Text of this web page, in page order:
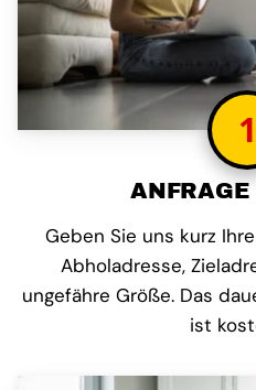
1
ANFRAGE
Geben Sie uns kurz
Abholadresse,
ungefähre Größe. Das
ist